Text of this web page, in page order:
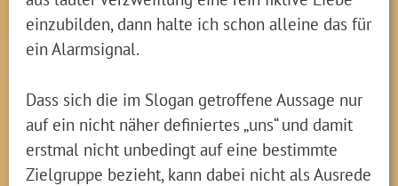
einzubilden, dann halte ich schon alleine das für
ein Alarmsignal.
Dass sich die im Slogan getroffene Aussage nur
auf ein nicht näher definiertes „uns“ und damit
erstmal nicht unbedingt auf eine bestimmte
Zielgruppe bezieht, kann dabei nicht als Ausrede